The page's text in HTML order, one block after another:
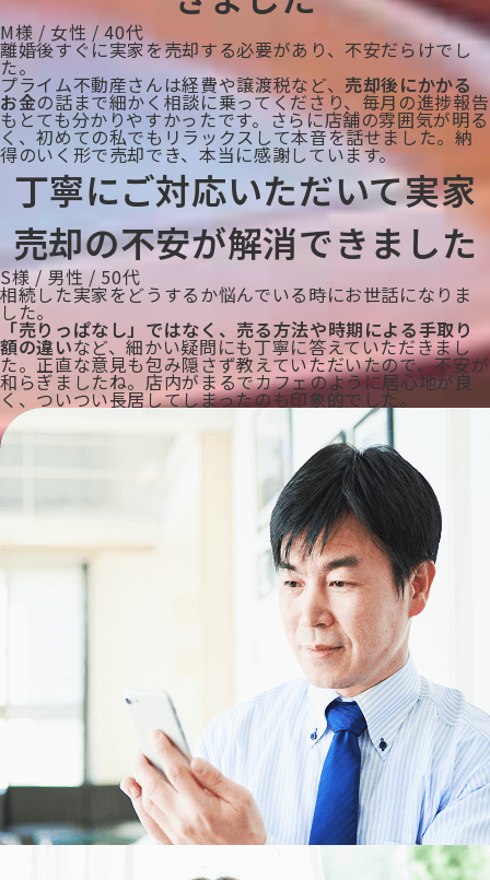
M様 / 女性 / 40代
離婚後すぐに実家を売却する必要があり、不安だらけでし
た。
プライム不動産さんは経費や譲渡税など、 売却後にかかる
お金の話まで細かく相談に乗ってくださり、毎月の進捗報告
もとても分かりやすかったです。さらに店舗の雰囲気が明る
く、初めての私でもリラックスして本音を話せました。納
得のいく形で売却でき、本当に感謝しています。
丁寧にご対応いただいて実家
売却の不安が解消できました
S様 / 男性 / 50代
相続した実家をどうするか悩んでいる時にお世話になりま
した。
「売りっぱなし」ではなく、売る方法や時期による手取り
額の違いなど、細かい疑問にも丁寧に答えていただきまし
た。正直な意見も包み隠さず教えていただいたので、不安が
和らぎましたね。店内がまるでカフェのように居心地が良
く、ついつい長居してしまったのも印象的でした。